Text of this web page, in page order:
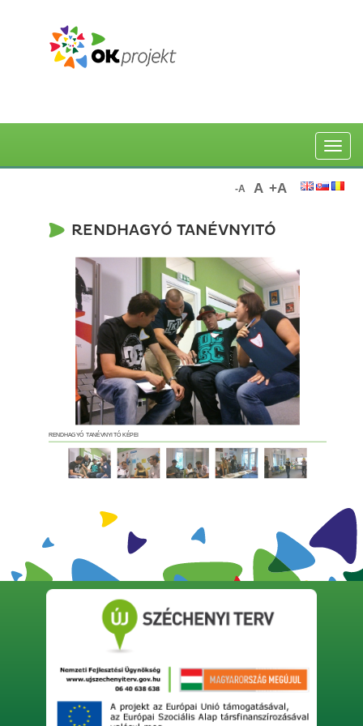
Toggle
-A A +A
RENDHAGYÓ TANÉVNYITÓ
RENDHAGYÓ TANÉVNYITÓ KÉPEI